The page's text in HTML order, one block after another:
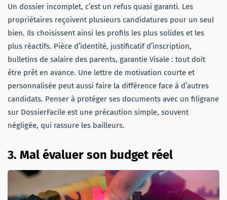
Un dossier incomplet, c’est un refus quasi garanti. Les
propriétaires reçoivent plusieurs candidatures pour un seul
bien. Ils choisissent ainsi les profils les plus solides et les
plus réactifs. Pièce d’identité, justificatif d’inscription,
bulletins de salaire des parents, garantie Visale : tout doit
être prêt en avance. Une lettre de motivation courte et
personnalisée peut aussi faire la différence face à d’autres
candidats. Penser à protéger ses documents avec un filigrane
sur DossierFacile est une précaution simple, souvent
négligée, qui rassure les bailleurs.
3. Mal évaluer son budget réel